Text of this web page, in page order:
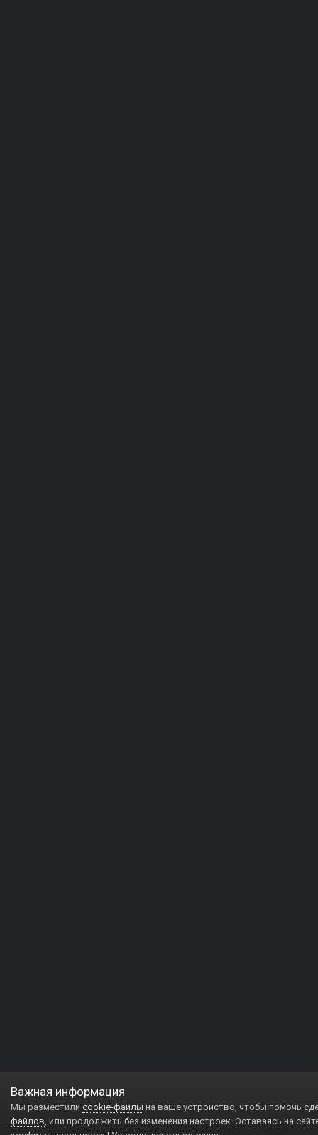
Важная информация
Мы разместили cookie-файлы на ваше устройство, чтобы помочь
файлов, или продолжить без изменения настроек. Оставаясь на